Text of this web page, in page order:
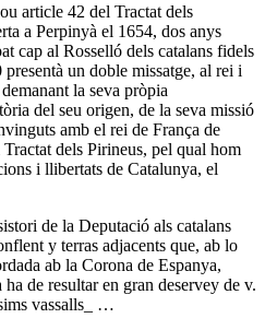
article 42 del Tractat dels
a Perpinyà el 1654, dos anys
cap al Rosselló dels catalans fidels
un doble missatge, al rei i
la seva pròpia
del seu origen, de la seva missió
amb el rei de França de
dels Pirineus, pel qual hom
i llibertats de Catalunya, el
de la Deputació als catalans
y terras adjacents que, ab lo
ab la Corona de Espanya,
de resultar en gran deservey de v.
vassalls_ …